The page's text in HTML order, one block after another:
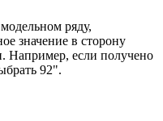
ряду,
значение в сторону
Например, если получено
92".